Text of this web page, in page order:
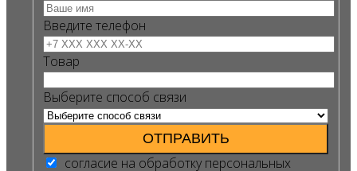
Введите телефон
Товар
Выберите способ связи
ОТПРАВИТЬ
согласие на обработку персональных